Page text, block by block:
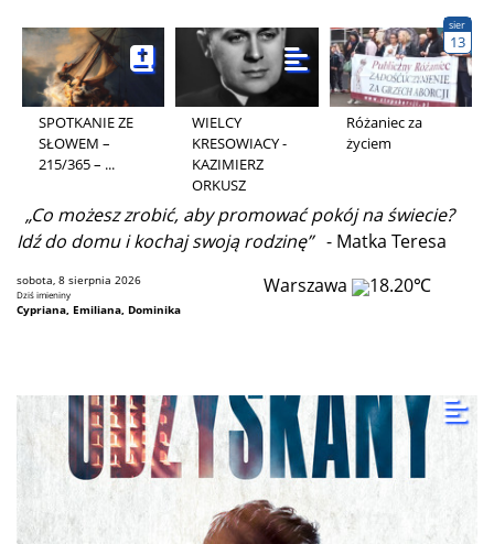
SPOTKANIE ZE
SŁOWEM –
215/365 – ...
WIELCY
KRESOWIACY -
KAZIMIERZ
ORKUSZ
Różaniec za
życiem
sier
13
„Co możesz zrobić, aby promować pokój na świecie?
Idź do domu i kochaj swoją rodzinę” - Matka Teresa
sobota, 8 sierpnia 2026
Dziś imieniny
Cypriana, Emiliana, Dominika
Warszawa 18.20℃